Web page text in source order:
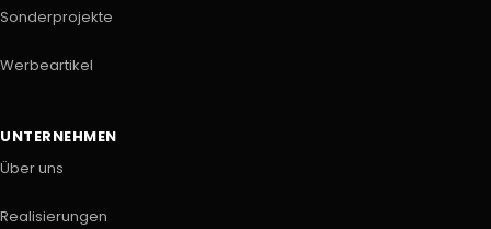
Sonderprojekte
Werbeartikel
UNTERNEHMEN
Über uns
Realisierungen